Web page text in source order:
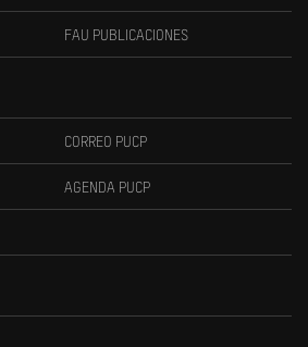
FAU PUBLICACIONES
CORREO PUCP
AGENDA PUCP